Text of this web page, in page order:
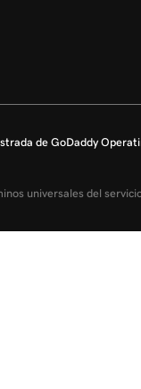
de GoDaddy
universales del